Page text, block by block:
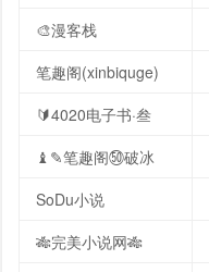
🎨漫客栈
笔趣阁(xinbiquge)
🔰4020电子书·叁
♝✎笔趣阁㊿破冰
SoDu小说
🎋完美小说网🎋